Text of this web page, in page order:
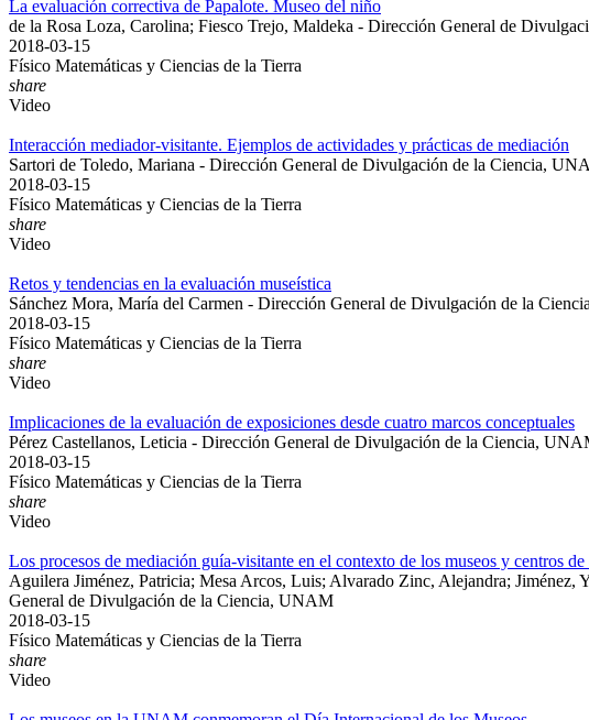
La evaluación correctiva de Papalote. Museo del niño
de la Rosa Loza, Carolina; Fiesco Trejo, Maldeka - Dirección General de
2018-03-15
Físico Matemáticas y Ciencias de la Tierra
share
Video
Interacción mediador-visitante. Ejemplos de actividades y prácticas de mediación
Sartori de Toledo, Mariana - Dirección General de Divulgación de la Ciencia,
2018-03-15
Físico Matemáticas y Ciencias de la Tierra
share
Video
Retos y tendencias en la evaluación museística
Sánchez Mora, María del Carmen - Dirección General de Divulgación de la
2018-03-15
Físico Matemáticas y Ciencias de la Tierra
share
Video
Implicaciones de la evaluación de exposiciones desde cuatro marcos conceptuales
Pérez Castellanos, Leticia - Dirección General de Divulgación de la Ciencia,
2018-03-15
Físico Matemáticas y Ciencias de la Tierra
share
Video
Los procesos de mediación guía-visitante en el contexto de los museos y centros de
Aguilera Jiménez, Patricia; Mesa Arcos, Luis; Alvarado Zinc, Alejandra;
General de Divulgación de la Ciencia, UNAM
2018-03-15
Físico Matemáticas y Ciencias de la Tierra
share
Video